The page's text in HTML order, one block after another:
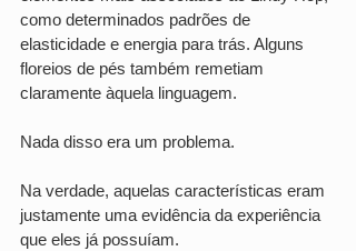
como determinados padrões de
elasticidade e energia para trás. Alguns
floreios de pés também remetiam
claramente àquela linguagem.
Nada disso era um problema.
Na verdade, aquelas características eram
justamente uma evidência da experiência
que eles já possuíam.